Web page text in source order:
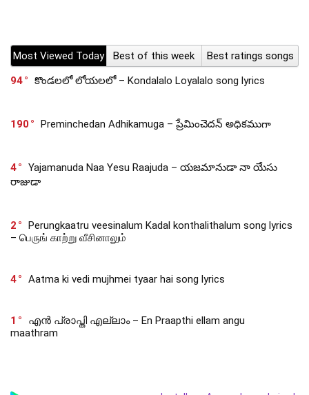
Most Viewed Today Best of this week
Best ratings songs
94
కొండలలో లోయలలో – Kondalalo Loyalalo song lyrics
190 Preminchedan Adhikamuga – ప్రేమించెదన్ అధికముగా
4
Yajamanuda Naa Yesu Raajuda – యజమానుడా నా యేసు
రాజుడా
2
Perungkaatru veesinalum Kadal konthalithalum song lyrics
– பெருங் காற்று வீசினாலும்
4 Aatma ki vedi mujhmei tyaar hai song lyrics
1
എൻ പ്രാപ്തി എല്ലാം – En Praapthi ellam angu
maathram